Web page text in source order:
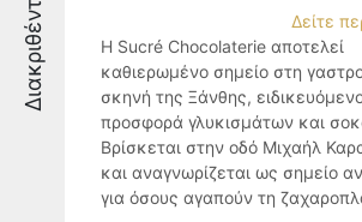
Διακριθέντες
Δείτε
Η Sucré Chocolaterie αποτελεί
καθιερωμένο σημείο στη
σκηνή της Ξάνθης,
προσφορά γλυκισμάτων και
Βρίσκεται στην οδό Μιχαήλ
και αναγνωρίζεται ως σημείο
για όσους αγαπούν τη